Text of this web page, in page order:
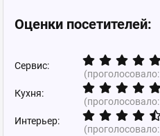
Оценки посетителей:
Сервис:
(проголосовало:
Кухня:
(проголосовало:
Интерьер:
(проголосовало: